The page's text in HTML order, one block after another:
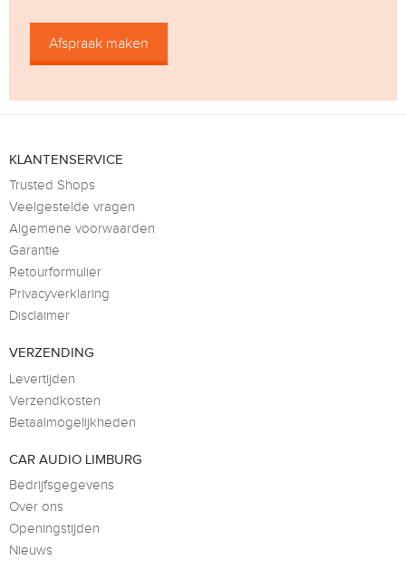
Afspraak maken
KLANTENSERVICE
Trusted Shops
Veelgestelde vragen
Algemene voorwaarden
Garantie
Retourformulier
Privacyverklaring
Disclaimer
VERZENDING
Levertijden
Verzendkosten
Betaalmogelijkheden
CAR AUDIO LIMBURG
Bedrijfsgegevens
Over ons
Openingstijden
Nieuws